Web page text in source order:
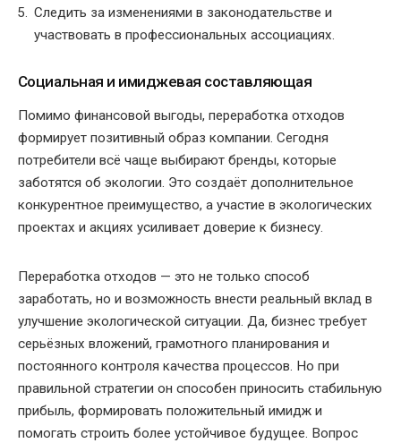
Следить за изменениями в законодательстве и
участвовать в профессиональных ассоциациях.
Социальная и имиджевая составляющая
Помимо финансовой выгоды, переработка отходов
формирует позитивный образ компании. Сегодня
потребители всё чаще выбирают бренды, которые
заботятся об экологии. Это создаёт дополнительное
конкурентное преимущество, а участие в экологических
проектах и акциях усиливает доверие к бизнесу.
Переработка отходов — это не только способ
заработать, но и возможность внести реальный вклад в
улучшение экологической ситуации. Да, бизнес требует
серьёзных вложений, грамотного планирования и
постоянного контроля качества процессов. Но при
правильной стратегии он способен приносить стабильную
прибыль, формировать положительный имидж и
помогать строить более устойчивое будущее. Вопрос